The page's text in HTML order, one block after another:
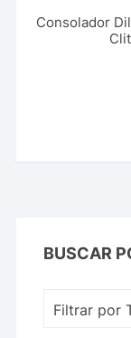
Consolador
BUSCAR
Filtrar por